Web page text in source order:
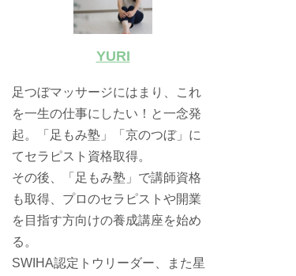
YURI
足つぼマッサージにはまり、これ
を一生の仕事にしたい！と一念発
起。「足もみ塾」「京のつぼ」に
てセラピスト資格取得。
その後、「足もみ塾」で講師資格
も取得、プロのセラピストや開業
を目指す方向けの養成講座を始め
る。
SWIHA認定トウリーダー、また星